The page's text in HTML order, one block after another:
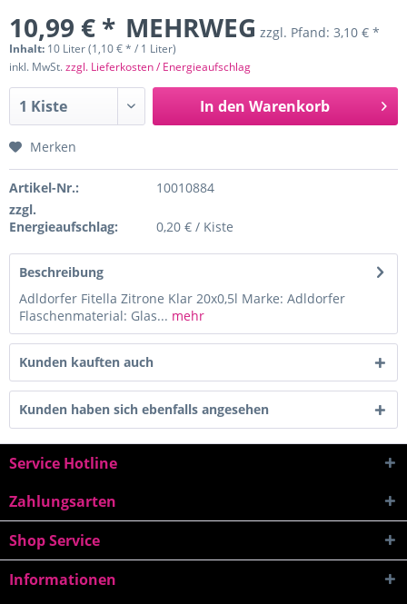
10,99 € * MEHRWEG zzgl. Pfand: 3,10 € *
Inhalt: 10 Liter (1,10 € * / 1 Liter)
inkl. MwSt.zzgl. Lieferkosten / Energieaufschlag
In den Warenkorb
Merken
Artikel-Nr.:
10010884
zzgl.
Energieaufschlag:
0,20 € / Kiste
Beschreibung
Adldorfer Fitella Zitrone Klar 20x0,5l Marke: Adldorfer
Flaschenmaterial: Glas... mehr
Kunden kauften auch
Kunden haben sich ebenfalls angesehen
Service Hotline
Zahlungsarten
Shop Service
Informationen